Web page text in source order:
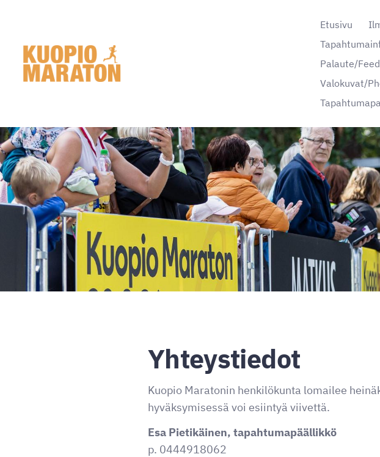
sisältöön
Kuopio Maraton - Pohjois-Savon Liikunta
Etusivu
Palaute/
Valokuvat/
Yhteystiedot
Kuopio Maratonin henkilökunta lomailee
hyväksymisessä voi esiintyä viivettä.
Esa Pietikäinen, tapahtumapäällikkö
p. 0444918062